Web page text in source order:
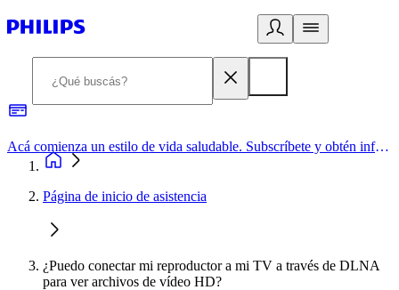
Acá comienza un estilo de vida saludable. Subscríbete y obtén información de primera mano
Página de inicio de asistencia
¿Puedo conectar mi reproductor a mi TV a través de DLNA
para ver archivos de vídeo HD?